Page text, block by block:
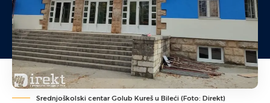
Srednjoškolski centar Golub Kureš u Bileći (Foto: Direkt)